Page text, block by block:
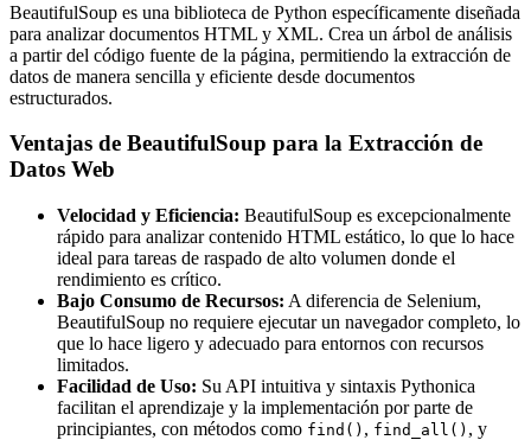
BeautifulSoup es una biblioteca de Python específicamente diseñada
para analizar documentos HTML y XML. Crea un árbol de análisis
a partir del código fuente de la página, permitiendo la extracción de
datos de manera sencilla y eficiente desde documentos
estructurados.
Ventajas de BeautifulSoup para la Extracción de
Datos Web
Velocidad y Eficiencia: BeautifulSoup es excepcionalmente
rápido para analizar contenido HTML estático, lo que lo hace
ideal para tareas de raspado de alto volumen donde el
rendimiento es crítico.
Bajo Consumo de Recursos: A diferencia de Selenium,
BeautifulSoup no requiere ejecutar un navegador completo, lo
que lo hace ligero y adecuado para entornos con recursos
limitados.
Facilidad de Uso: Su API intuitiva y sintaxis Pythonica
facilitan el aprendizaje y la implementación por parte de
principiantes, con métodos como find() , find_all() , y